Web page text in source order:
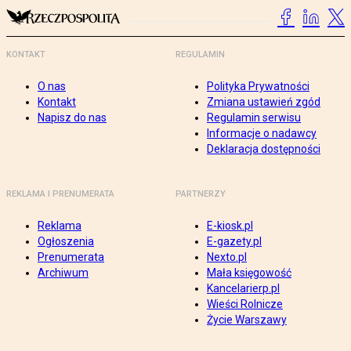
KONTAKT
O nas
Kontakt
Napisz do nas
REGULAMIN
Polityka Prywatności
Zmiana ustawień zgód
Regulamin serwisu
Informacje o nadawcy
Deklaracja dostępności
REKLAMA I PRENUMERATA
Reklama
Ogłoszenia
Prenumerata
Archiwum
PARTNERZY
E-kiosk.pl
E-gazety.pl
Nexto.pl
Mała księgowość
Kancelarierp.pl
Wieści Rolnicze
Życie Warszawy